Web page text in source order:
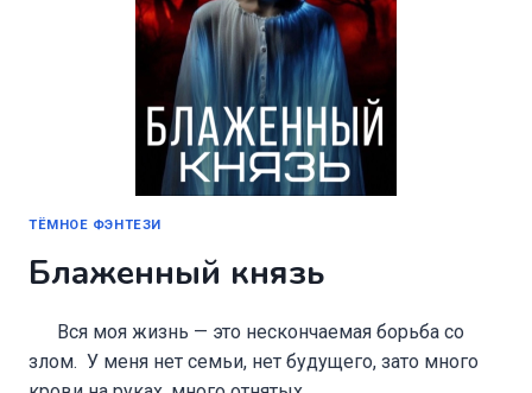
ТЁМНОЕ ФЭНТЕЗИ
Блаженный князь
Вся моя жизнь — это нескончаемая борьба со
злом. У меня нет семьи, нет будущего, зато много